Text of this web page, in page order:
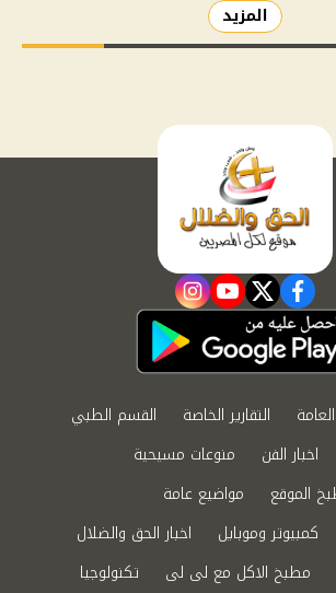
المزيد
facebook
twitter
youtube
instagram
التقارير الخاصة
القسم الطبي
اخبار الفن
منوعات مسيحية
الموقع
مواضيع عامة
كمبيوتر وموبايل
اخبار الحق والضلال
مطبخ الاكل مع لى لى تكنولوجيا